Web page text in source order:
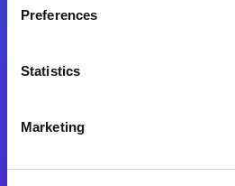
Preferences
Statistics
Marketing